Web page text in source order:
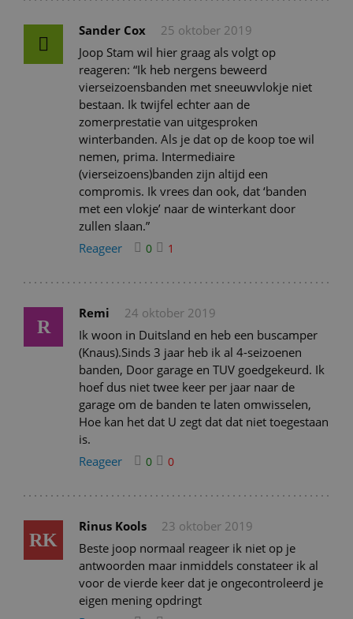
Sander Cox
25 oktober 2019
Joop Stam wil hier graag als volgt op
reageren: “Ik heb nergens beweerd
vierseizoensbanden met sneeuwvlokje niet
bestaan. Ik twijfel echter aan de
zomerprestatie van uitgesproken
winterbanden. Als je dat op de koop toe wil
nemen, prima. Intermediaire
(vierseizoens)banden zijn altijd een
compromis. Ik vrees dan ook, dat ‘banden
met een vlokje’ naar de winterkant door
zullen slaan.”
Reageer
0 1
R
Remi
24 oktober 2019
Ik woon in Duitsland en heb een buscamper
(Knaus).Sinds 3 jaar heb ik al 4-seizoenen
banden, Door garage en TUV goedgekeurd. Ik
hoef dus niet twee keer per jaar naar de
garage om de banden te laten omwisselen,
Hoe kan het dat U zegt dat dat niet toegestaan
is.
Reageer
0 0
RK
Rinus Kools
23 oktober 2019
Beste joop normaal reageer ik niet op je
antwoorden maar inmiddels constateer ik al
voor de vierde keer dat je ongecontroleerd je
eigen mening opdringt